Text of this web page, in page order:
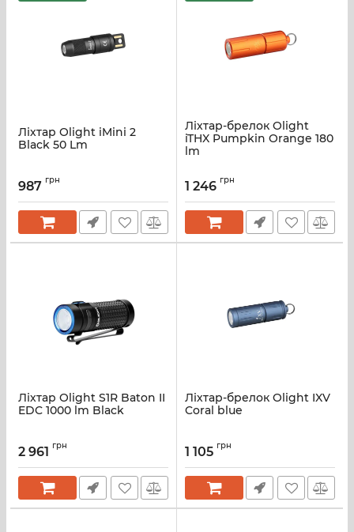
Ліхтар Olight iMini 2
Black 50 Lm
987 грн
Ліхтар-брелок Olight
iTHX Pumpkin Orange 180
lm
1 246 грн
Ліхтар Olight S1R Baton II
EDC 1000 lm Black
2 961 грн
Ліхтар-брелок Olight IXV
Coral blue
1 105 грн